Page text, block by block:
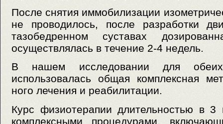
После снятия иммобилизации
не проводилось, после разработки
тазобедренном суставах
осуществлялась в течение 2-4 недель.
В нашем исследовании для
использовалась общая комплексная
ного лечения и реабилитации.
Курс физиотерапии длительностью в 3
комплексными процедурами,